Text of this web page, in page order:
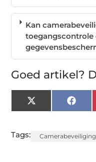
Kan
toegangscontrole
Goed artikel?
X
(Twitter)
Tags: